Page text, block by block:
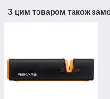
З цим товаром також